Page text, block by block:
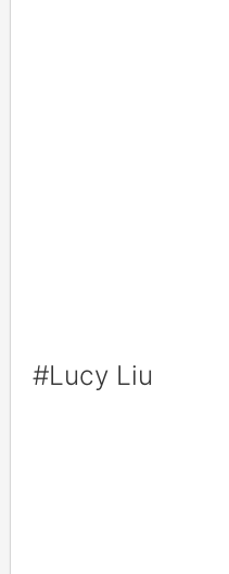
#Lucy Liu